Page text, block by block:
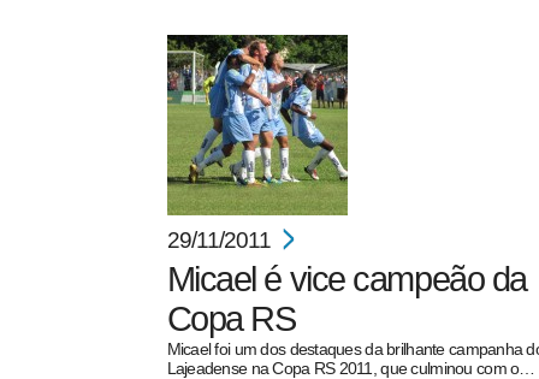
29/11/2011
Micael é vice campeão da
Copa RS
Micael foi um dos destaques da brilhante campanha
Lajeadense na Copa RS 2011, que culminou com o…